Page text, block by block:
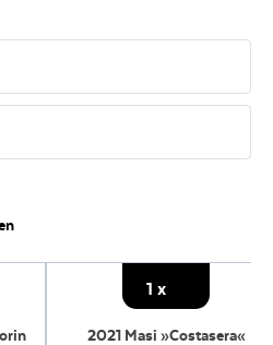
6 Masi-Juwelen, die Ihnen ein wahres
1 x
2021 Masi »Costasera«